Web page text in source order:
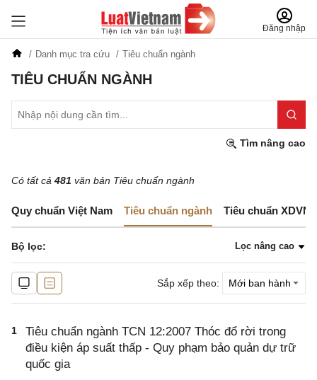
Đăng nhập
Danh mục tra cứu Tiêu chuẩn ngành
TIÊU CHUẨN NGÀNH
Tìm nâng cao
Có tất cả 481 văn bản Tiêu chuẩn ngành
Quy chuẩn Việt Nam Tiêu chuẩn ngành Tiêu chuẩn XDVN
Bộ lọc: Lọc nâng cao
Sắp xếp theo:
1
Tiêu chuẩn ngành TCN 12:2007 Thóc đổ rời trong
điều kiện áp suất thấp - Quy phạm bảo quản dự trữ
quốc gia